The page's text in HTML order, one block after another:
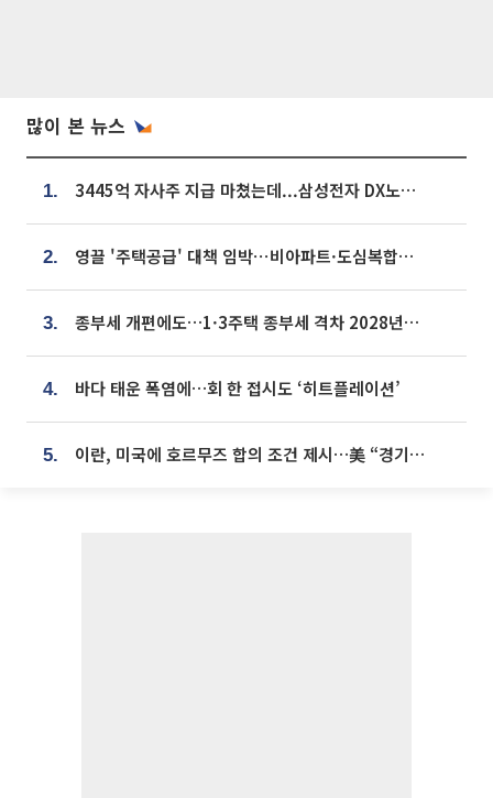
많이 본 뉴스
1. 3445억 자사주 지급 마쳤는데...삼성전자 DX노조, 뒤늦은 '떼쓰기 집회'
2. 영끌 '주택공급' 대책 임박⋯비아파트·도심복합까지 총동원
3. 종부세 개편에도…1·3주택 종부세 격차 2028년부터 확대
4. 바다 태운 폭염에…회 한 접시도 ‘히트플레이션’
5. 이란, 미국에 호르무즈 합의 조건 제시…美 “경기 아직 안 끝나” [종합]